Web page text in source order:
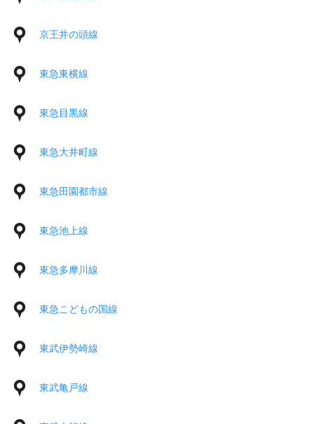
京王井の頭線
東急東横線
東急目黒線
東急大井町線
東急田園都市線
東急池上線
東急多摩川線
東急こどもの国線
東武伊勢崎線
東武亀戸線